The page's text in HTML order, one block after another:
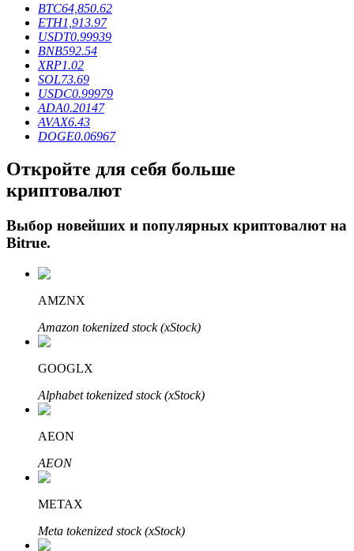
Кредиты
Сервис заимствований, обеспеченных криптовалютой
Изучите стейкинг
Узнайте о пассивном доходе
Bitrue
AI
BTC64,850.62
ETH1,913.97
USDT0.99939
BNB592.54
XRP1.02
SOL73.69
USDC0.99979
ADA0.20147
AVAX6.43
DOGE0.06967
Откройте для себя больше
криптовалют
Выбор новейших и популярных криптовалют на
Bitrue.
AMZNX
Amazon tokenized stock (xStock)
GOOGLX
Alphabet tokenized stock (xStock)
AEON
AEON
METAX
Meta tokenized stock (xStock)